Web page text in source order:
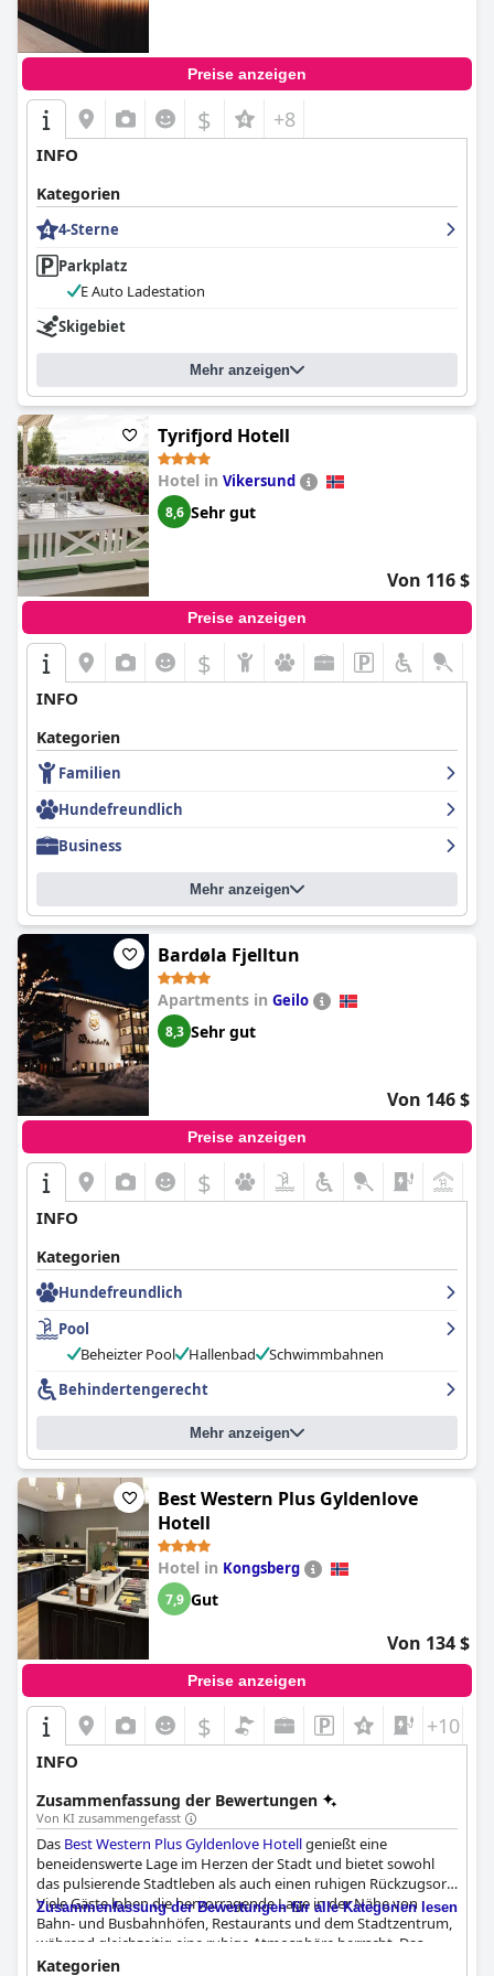
Preise anzeigen
$ +8
INFO
Kategorien
4-Sterne
Parkplatz
E Auto Ladestation
Skigebiet
Mehr anzeigen
Tyrifjord Hotell
Hotel in Vikersund
8,6 Sehr gut
Von 116 $
Preise anzeigen
$
INFO
Kategorien
Familien
Hundefreundlich
Business
Mehr anzeigen
Bardøla Fjelltun
Apartments in Geilo
8,3 Sehr gut
Von 146 $
Preise anzeigen
$
INFO
Kategorien
Hundefreundlich
Pool
Beheizter Pool
Hallenbad
Schwimmbahnen
Behindertengerecht
Mehr anzeigen
Best Western Plus Gyldenlove
Hotell
Hotel in Kongsberg
7,9 Gut
Von 134 $
Preise anzeigen
$ +10
INFO
Zusammenfassung der Bewertungen
Von KI zusammengefasst
Das Best Western Plus Gyldenlove Hotellgenießt eine
beneidenswerte Lage im Herzen der Stadt und bietet sowohl
das pulsierende Stadtleben als auch einen ruhigen Rückzugsort.
Viele Gäste loben die hervorragende Lage in der Nähe von
Bahn- und Busbahnhöfen, Restaurants und dem Stadtzentrum,
während gleichzeitig eine ruhige Atmosphäre herrscht. Das
kostenlose Parken ist ein bemerkenswerter Vorteil, der es zu
Zusammenfassung der Bewertungen für alle Kategorien lesen
Kategorien